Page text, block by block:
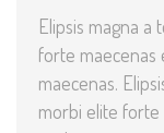
Elipsis magna
forte maecenas
maecenas.
morbi elite forte